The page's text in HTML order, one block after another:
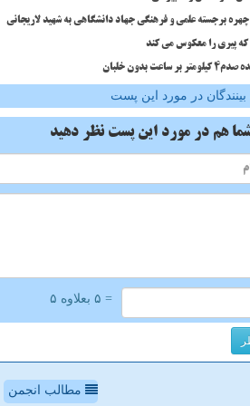
برجسته علمی و فرهنگی جهاد دانشگاهی به شهید لاریجانی
پیری را معکوس می کند
در مورد این پست
هم در مورد این پست نظر دهید
= ۵ بعلاوه ۵
مطالب انجمن